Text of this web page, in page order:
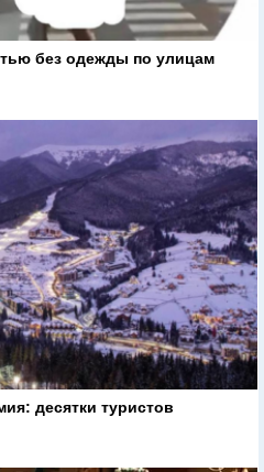
без одежды по улицам
десятки туристов